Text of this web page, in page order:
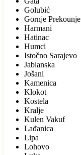
Golubić
Gornje Prekounje
Harmani
Hatinac
Humci
Istočno Sarajevo
Jablanska
Jošani
Kamenica
Klokot
Kostela
Kralje
Kulen Vakuf
Lađanica
Lipa
Lohovo